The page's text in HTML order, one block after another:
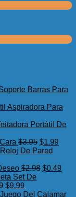
Barras Para
Aspiradora Para
Portátil De
$3.95 El
precio
era:
$1.99
es:
Reloj De Pared
$2.98 El
era:
$0.49
es:
Set De
El
precio
$9.99
precio
Del Calamar